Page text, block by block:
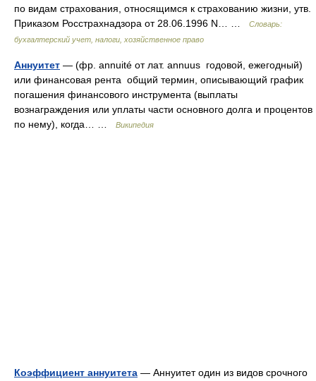
по видам страхования, относящимся к страхованию жизни, утв.
Приказом Росстрахнадзора от 28.06.1996 N… …
Словарь:
бухгалтерский учет, налоги, хозяйственное право
Аннуитет — (фр. annuité от лат. annuus годовой, ежегодный)
или финансовая рента общий термин, описывающий график
погашения финансового инструмента (выплаты
вознаграждения или уплаты части основного долга и процентов
по нему), когда… …
Википедия
Коэффициент аннуитета — Аннуитет один из видов срочного